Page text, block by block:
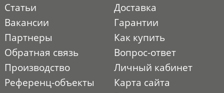
Статьи
Вакансии
Партнеры
Обратная связь
Производство
Референц-объекты
Доставка
Гарантии
Как купить
Вопрос-ответ
Личный кабинет
Карта сайта